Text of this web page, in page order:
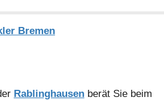
Bremen
Rablinghausenberät Sie beim